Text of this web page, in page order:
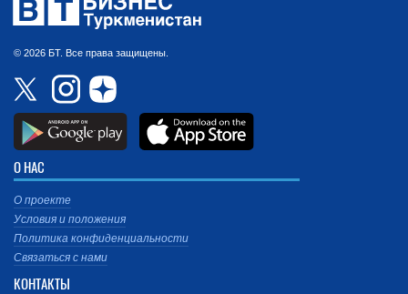
© 2026 БТ. Все права защищены.
О НАС
О проекте
Условия и положения
Политика конфиденциальности
Связаться с нами
КОНТАКТЫ